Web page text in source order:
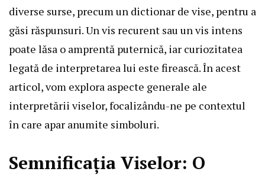
diverse surse, precum un dictionar de vise, pentru a
găsi răspunsuri. Un vis recurent sau un vis intens
poate lăsa o amprentă puternică, iar curiozitatea
legată de interpretarea lui este firească. În acest
articol, vom explora aspecte generale ale
interpretării viselor, focalizându-ne pe contextul
în care apar anumite simboluri.
Semnificația Viselor: O